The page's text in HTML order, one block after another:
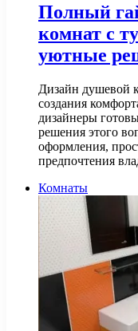
Полный
комнат с
уютные
Дизайн душевой
создания
дизайнеры
решения этого
оформления,
предпочтения
Комнаты